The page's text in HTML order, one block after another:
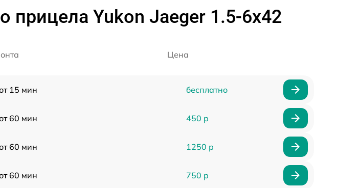
прицела Yukon Jaeger 1.5-6x42
Цена
15 мин бесплатно
60 мин 450 р
60 мин 1250 р
60 мин 750 р